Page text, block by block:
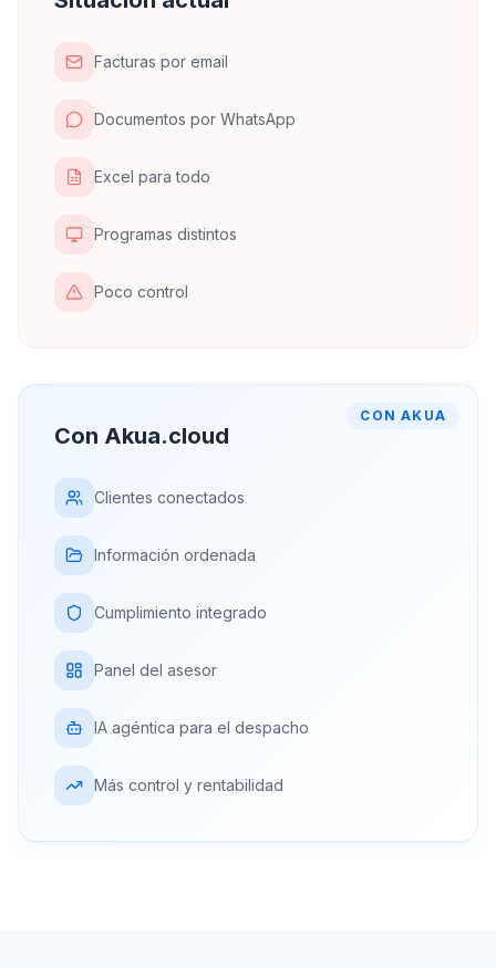
Facturas por email
Documentos por WhatsApp
Excel para todo
Programas distintos
Poco control
CON AKUA
Con Akua.cloud
Clientes conectados
Información ordenada
Cumplimiento integrado
Panel del asesor
IA agéntica para el despacho
Más control y rentabilidad